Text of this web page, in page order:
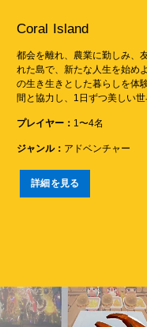
Coral Island
都会を離れ、農業に勤しみ、
れた島で、新たな人生を始め
の生き生きとした暮らしを体
間と協力し、1日ずつ美しい
プレイヤー： 1〜4名
ジャンル： アドベンチャー
詳細を見る